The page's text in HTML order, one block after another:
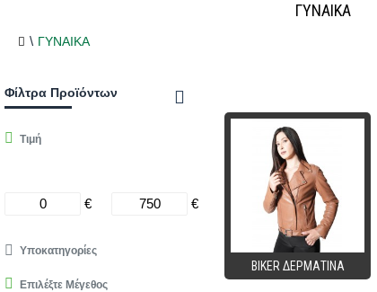
ΓΥΝΑΙΚΑ
ΓΥΝΑΙΚΑ
Φίλτρα Προϊόντων
Τιμή
€ €
Υποκατηγορίες
Επιλέξτε Μέγεθος
BIKER ΔΕΡΜΑΤΙΝΑ